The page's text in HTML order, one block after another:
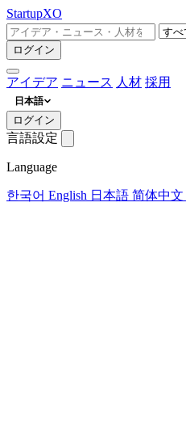
StartupXO
ログイン
アイデア ニュース 人材 採用
日本語
ログイン
言語設定
Language
한국어 English 日本語 简体中文